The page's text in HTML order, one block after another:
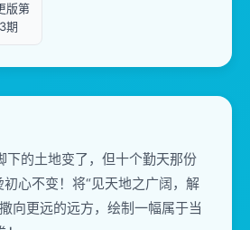
版第
期
下的土地变了，但十个勤天那份
初心不变！将“见天地之广阔，解
向更远的远方，绘制一幅属于当